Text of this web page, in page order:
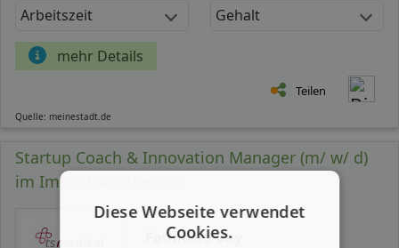
Arbeitszeit Gehalt
mehr Details
Teilen
Quelle: meinestadt.de
Startup Coach & Innovation Manager (m/ w/ d)
im Impact Accelerator
Founders Bay
Diese Webseite verwendet
Cookies.